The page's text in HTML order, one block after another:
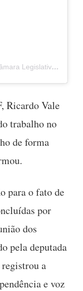
Uma publicação compartilhada por Câmara Legislativa do Distrito Federal – CLDF (@comunicacldf)
Ricardo Vale
trabalho no
de forma
para o fato de
por
dos
pela deputada
a
e voz